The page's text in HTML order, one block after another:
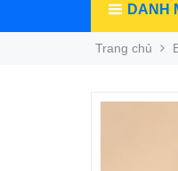
DANH
Trang chủ